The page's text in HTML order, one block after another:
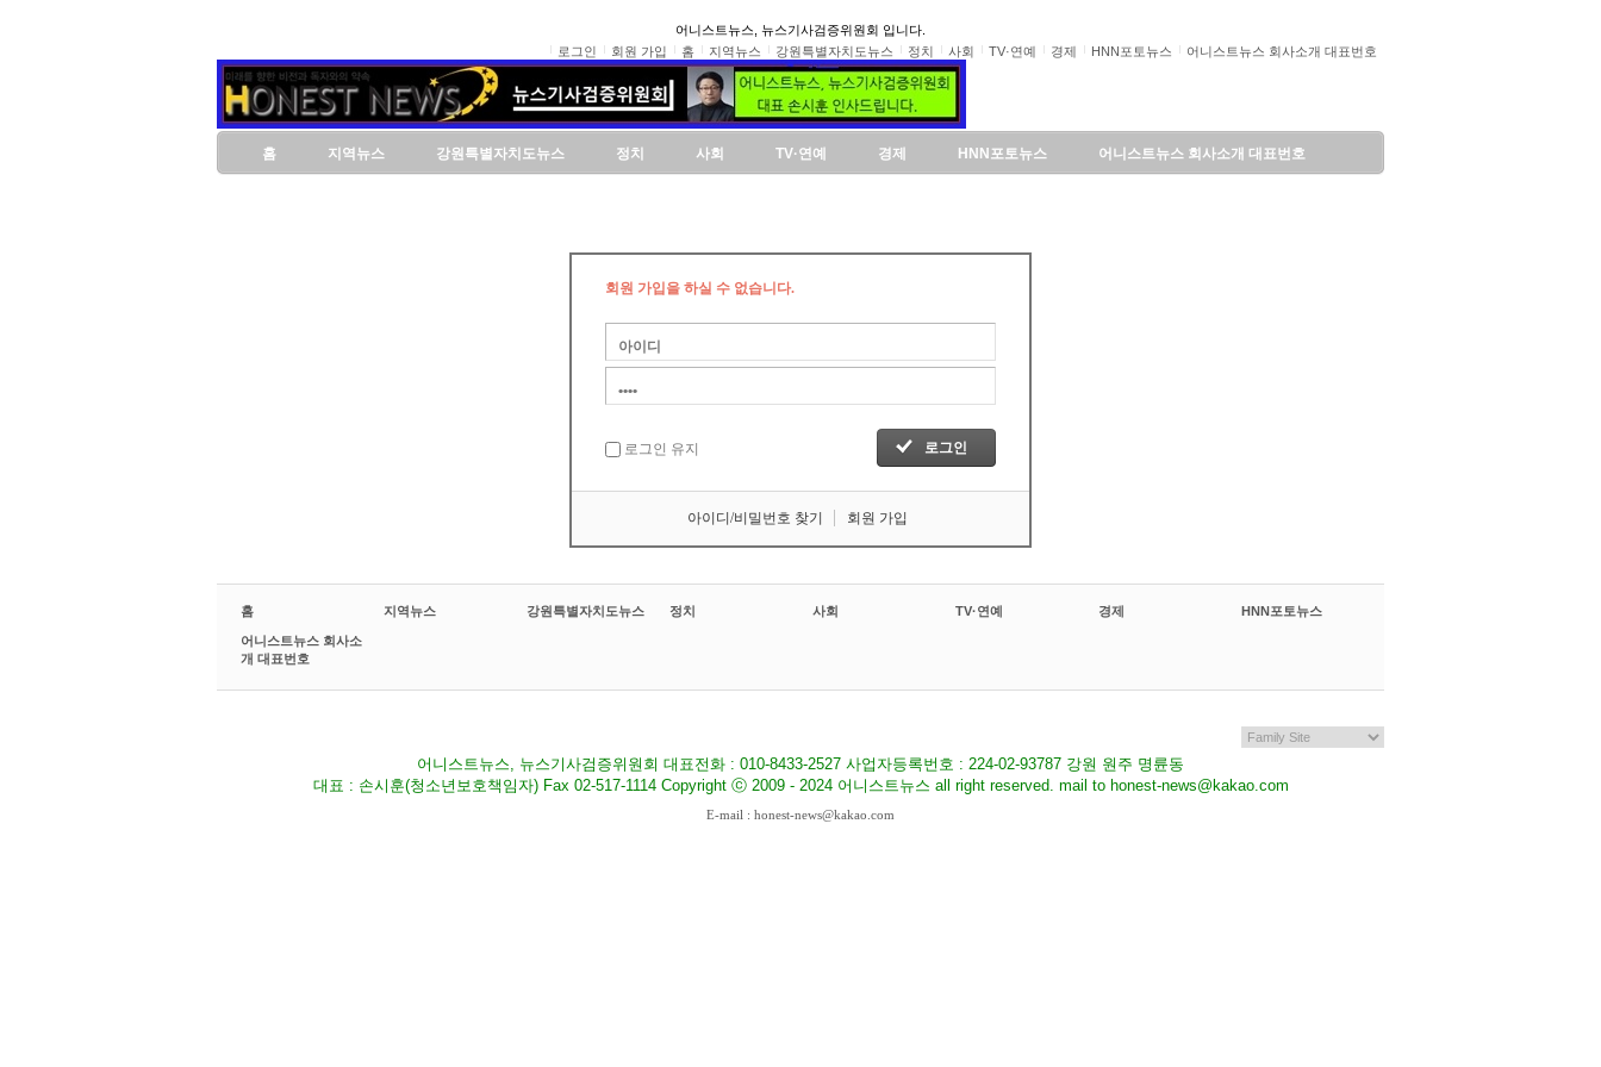
어니스트뉴스, 뉴스기사검증위원회 입니다.
로그인
회원 가입 홈 지역뉴스 강원특별자치도뉴스 정치 사회 TV·연예 경제 HNN포토뉴스 어니스트뉴스 회사소개 대표번호
홈 지역뉴스 강원특별자치도뉴스 정치 사회 TV·연예 경제 HNN포토뉴스 어니스트뉴스 회사소개 대표번호
회원 가입을 하실 수 없습니다.
로그인 유지
아이디/비밀번호 찾기 회원 가입
홈 지역뉴스 강원특별자치도뉴스 정치 사회 TV·연예 경제 HNN포토뉴스
어니스트뉴스 회사소
개 대표번호
어니스트뉴스, 뉴스기사검증위원회 대표전화 : 010-8433-2527 사업자등록번호 : 224-02-93787 강원 원주 명륜동
대표 : 손시훈(청소년보호책임자) Fax 02-517-1114 Copyright ⓒ 2009 - 2024 어니스트뉴스 all right reserved. mail to honest-news@kakao.com
E-mail : honest-news@kakao.com